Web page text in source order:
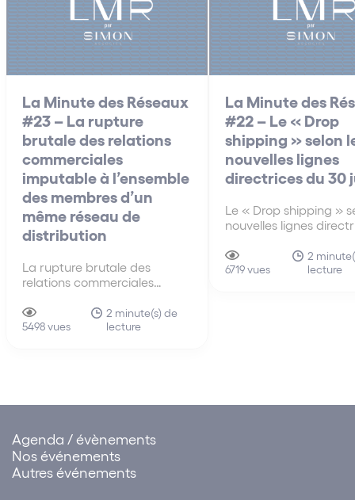
La Minute des Réseaux
#23 – La rupture
brutale des relations
commerciales
imputable à l’ensemble
des membres d’un
même réseau de
distribution
La rupture brutale des
relations commerciales
membres d’un même réseau
de distribution La faute tirée
Cette solution influe sur…
5498 vues
2 minute(s) de
lecture
La Minute des
#22 – Le « Drop
shipping » selon
nouvelles lignes
directrices du 30
Le « Drop shipping »
nouvelles lignes
anciennes lignes
de 2010, les nouvelles
6719 vues
2
lecture
Agenda / évènements
Nos événements
Autres événements